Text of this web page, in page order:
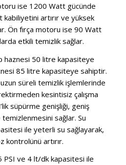
ise 1200 Watt gücünde
artırır ve yüksek
Ön fırça motoru ise 90 Watt
etkili temizlik sağlar.
haznesi 50 litre kapasiteye
85 litre kapasiteye sahiptir.
süreli temizlik işlemlerinde
kesintisiz çalışma
süpürme genişliği, geniş
temizlenmesini sağlar. Su
ile yeterli su sağlayarak,
kontrolünü artırır.
PSI ve 4 lt/dk kapasitesi ile